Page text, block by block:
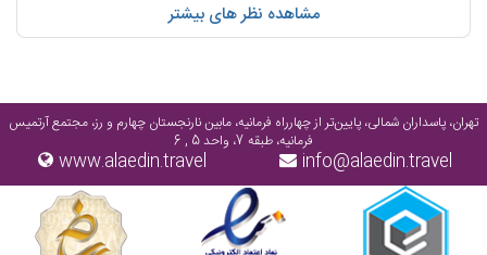
مشاهده نظر های بیشتر
تهران، پاسداران شمالی، پایین‌تر از چهارراه فرمانیه، مابین نارنجستان چهارم و رز، مجتمع آرتمیس
فرمانیه، طبقه 7، واحد 5 , 6
info@alaedin.travel
www.alaedin.travel